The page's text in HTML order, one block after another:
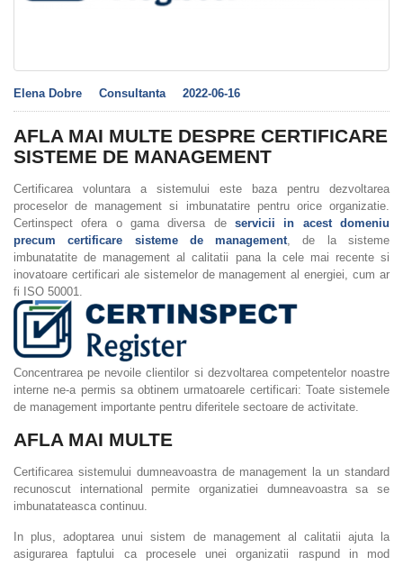
Elena Dobre Consultanta 2022-06-16
AFLA MAI MULTE DESPRE CERTIFICARE
SISTEME DE MANAGEMENT
Certificarea voluntara a sistemului este baza pentru dezvoltarea
proceselor de management si imbunatatire pentru orice organizatie.
Certinspect ofera o gama diversa de servicii in acest domeniu
precum certificare sisteme de management, de la sisteme
imbunatatite de management al calitatii pana la cele mai recente si
inovatoare certificari ale sistemelor de management al energiei, cum ar
fi ISO 50001.
Concentrarea pe nevoile clientilor si dezvoltarea competentelor noastre
interne ne-a permis sa obtinem urmatoarele certificari: Toate sistemele
de management importante pentru diferitele sectoare de activitate.
AFLA MAI MULTE
Certificarea sistemului dumneavoastra de management la un standard
recunoscut international permite organizatiei dumneavoastra sa se
imbunatateasca continuu.
In plus, adoptarea unui sistem de management al calitatii ajuta la
asigurarea faptului ca procesele unei organizatii raspund in mod